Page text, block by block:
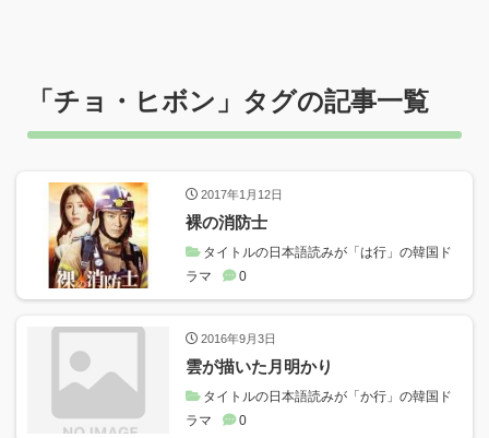
「チョ・ヒボン 」タグの記事一覧
2017年1月12日
裸の消防士
タイトルの日本語読みが「は行」の韓国ド
ラマ
0
2016年9月3日
雲が描いた月明かり
タイトルの日本語読みが「か行」の韓国ド
ラマ
0